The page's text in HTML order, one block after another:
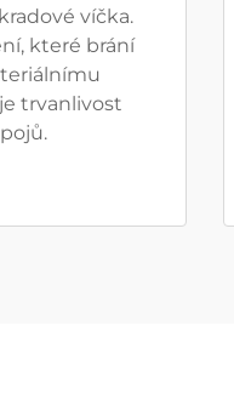
víčka.
které brání
trvanlivost